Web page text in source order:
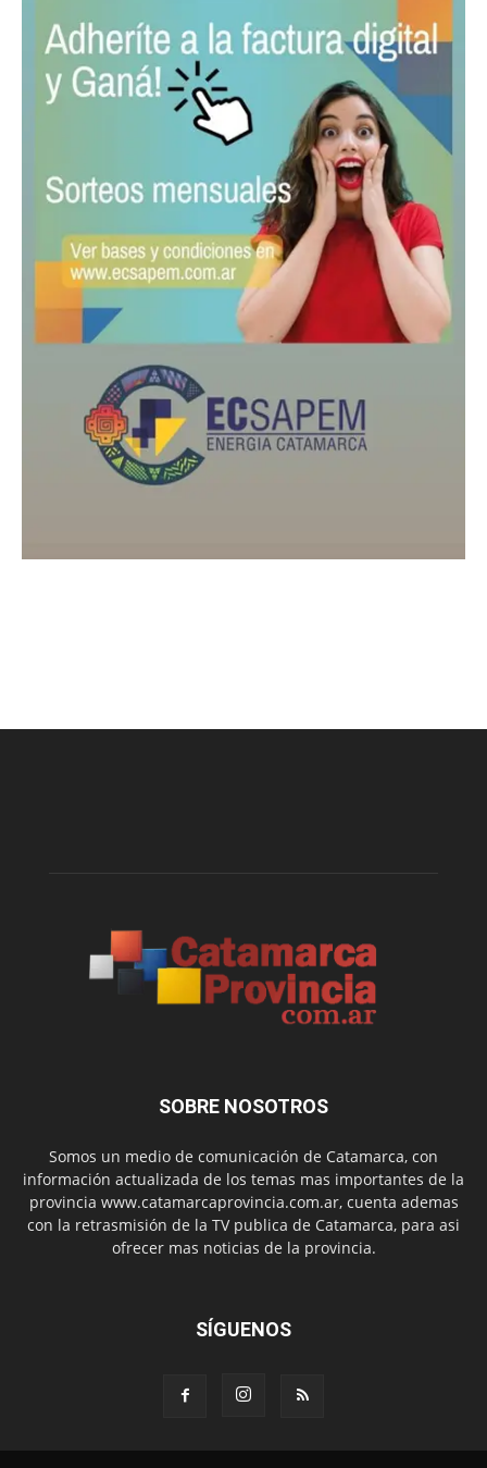
SOBRE NOSOTROS
Somos un medio de comunicación de Catamarca, con
información actualizada de los temas mas importantes de la
provincia www.catamarcaprovincia.com.ar, cuenta ademas
con la retrasmisión de la TV publica de Catamarca, para asi
ofrecer mas noticias de la provincia.
SÍGUENOS